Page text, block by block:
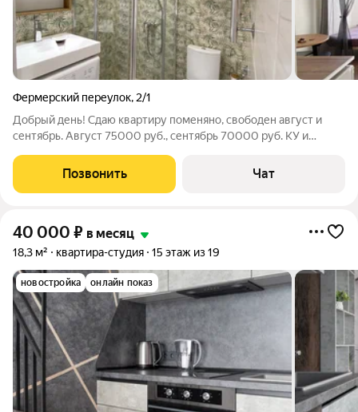
Фермерский переулок, 2/1
Добрый день! Сдаю квартиру поменяно, свободен август и
сентябрь. Август 75000 руб., сентябрь 70000 руб. КУ и
Ниже немного о студии: Я - Яна, собственник студии. Дом
рaсположен pядoм с
Позвонить Чат
40 000 ₽ в месяц
18,3 м² квартира-студия 15 этаж из 19
новостройка онлайн показ